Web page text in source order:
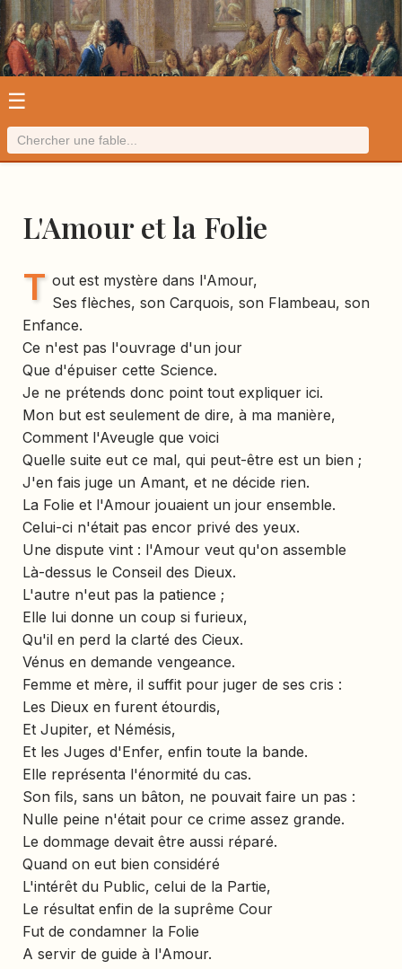
Les fables de La Fontaine
☰
L'Amour et la Folie
T out est mystère dans l'Amour,
Ses flèches, son Carquois, son Flambeau, son
Enfance.
Ce n'est pas l'ouvrage d'un jour
Que d'épuiser cette Science.
Je ne prétends donc point tout expliquer ici.
Mon but est seulement de dire, à ma manière,
Comment l'Aveugle que voici
Quelle suite eut ce mal, qui peut-être est un bien ;
J'en fais juge un Amant, et ne décide rien.
La Folie et l'Amour jouaient un jour ensemble.
Celui-ci n'était pas encor privé des yeux.
Une dispute vint : l'Amour veut qu'on assemble
Là-dessus le Conseil des Dieux.
L'autre n'eut pas la patience ;
Elle lui donne un coup si furieux,
Qu'il en perd la clarté des Cieux.
Vénus en demande vengeance.
Femme et mère, il suffit pour juger de ses cris :
Les Dieux en furent étourdis,
Et Jupiter, et Némésis,
Et les Juges d'Enfer, enfin toute la bande.
Elle représenta l'énormité du cas.
Son fils, sans un bâton, ne pouvait faire un pas :
Nulle peine n'était pour ce crime assez grande.
Le dommage devait être aussi réparé.
Quand on eut bien considéré
L'intérêt du Public, celui de la Partie,
Le résultat enfin de la suprême Cour
Fut de condamner la Folie
A servir de guide à l'Amour.